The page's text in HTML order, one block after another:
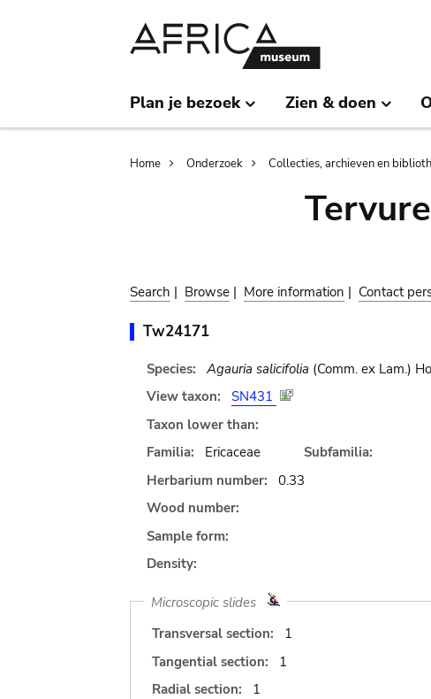
Plan je bezoek Zien & doen
Breadcrumb
Home Onderzoek Collecties, archieven en
Search | Browse | More information | Contact
Tw24171
Species: Agauria salicifolia (Comm. ex Lam.)
View taxon:
SN431
Taxon lower than:
Familia:
Ericaceae
Subfamilia:
Herbarium number:
0.33
Wood number:
Sample form:
Density:
Microscopic slides
Transversal section:
1
Tangential section:
1
Radial section:
1